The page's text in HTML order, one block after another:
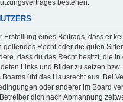
bestehen.
Erstellung eines Beitrags, dass er
geltendes Recht oder die guten
dass du das Recht besitzt, die in
Links und Bilder zu setzen bzw.
Boards übt das Hausrecht aus. Bei
oder anderer im Board
dich nach Abmahnung